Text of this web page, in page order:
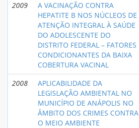
2009
A VACINAÇÃO CONTRA
HEPATITE B NOS NÚCLEOS DE
ATENÇÃO INTEGRAL À SAÚDE
DO ADOLESCENTE DO
DISTRITO FEDERAL – FATORES
CONDICIONANTES DA BAIXA
COBERTURA VACINAL
2008
APLICABILIDADE DA
LEGISLAÇÃO AMBIENTAL NO
MUNICÍPIO DE ANÁPOLIS NO
ÂMBITO DOS CRIMES CONTRA
O MEIO AMBIENTE